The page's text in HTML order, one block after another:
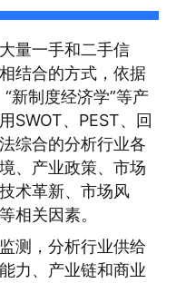
量一手和二手信
结合的方式，依据
新制度经济学”等产
SWOT、PEST、回
综合的分析行业各
、产业政策、市场
术革新、市场风
相关因素。
测，分析行业供给
力、产业链和商业